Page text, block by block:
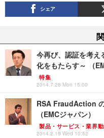
シェア
今再び、認証を考え
化をもたらす～ （
特集
2014.7.28 Mon 15:00
RSA FraudAction
（EMCジャパン）
製品・サービス・業界動
2014.2.19 Wed 10:52